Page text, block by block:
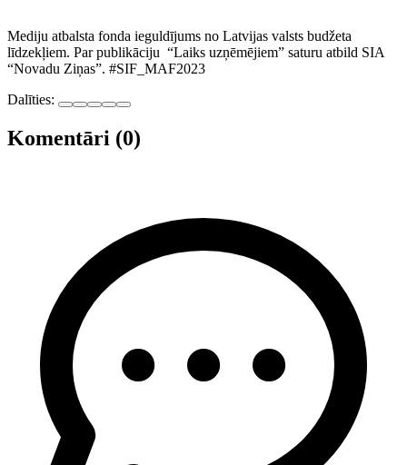
Mediju atbalsta fonda ieguldījums no Latvijas valsts budžeta
līdzekļiem. Par publikāciju “Laiks uzņēmējiem” saturu atbild SIA
“Novadu Ziņas”. #SIF_MAF2023
Dalīties:
Komentāri (0)